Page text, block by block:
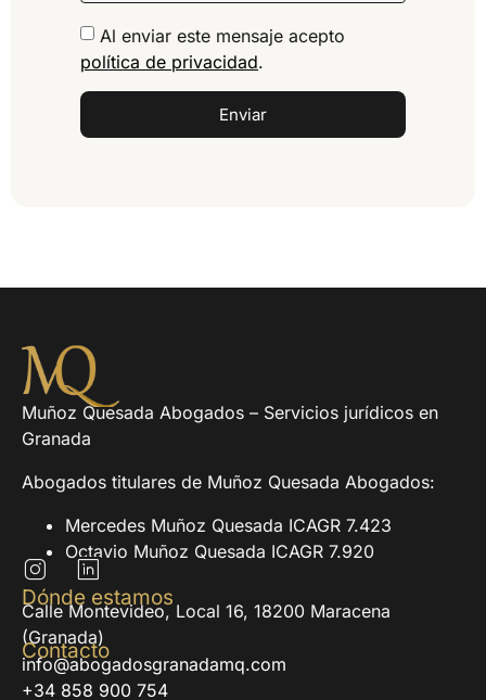
Al enviar este mensaje acepto
política de privacidad.
Enviar
Muñoz Quesada Abogados – Servicios jurídicos en
Granada
Abogados titulares de Muñoz Quesada Abogados:
Mercedes Muñoz Quesada ICAGR 7.423
Octavio Muñoz Quesada ICAGR 7.920
Dónde estamos
Calle Montevideo, Local 16, 18200 Maracena
(Granada)
Contacto
info@abogadosgranadamq.com
+34 858 900 754